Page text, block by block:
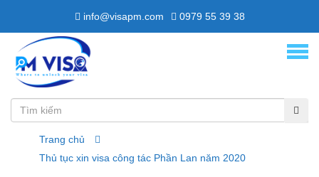
info@visapm.com 0979 55 39 38
Trang chủ
Thủ tục xin visa công tác Phần Lan năm 2020